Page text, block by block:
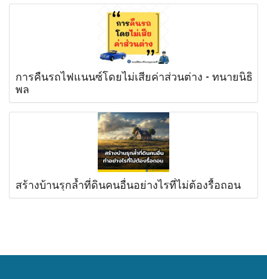
การคืนรถไฟแนนซ์โดยไม่เสียค่าส่วนต่าง - ทนายนิธิ
พล
สร้างบ้านรุกล้ำที่ดินคนอื่นอย่างไรที่ไม่ต้องรื้อถอน